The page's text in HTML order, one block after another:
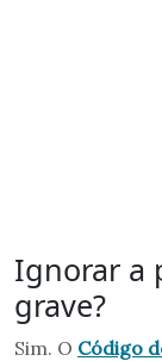
Ignorar a
grave?
Sim. O Código